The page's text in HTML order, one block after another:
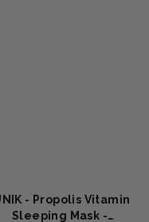
- Propolis Vitamin
Sleeping Mask -